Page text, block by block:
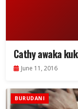
Cathy awaka
June 11, 2016
BURUDANI